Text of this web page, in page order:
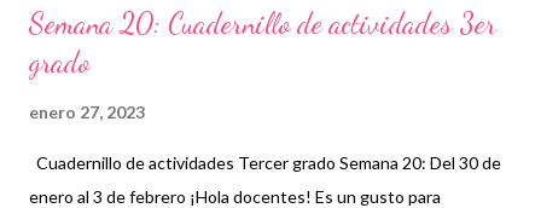
Semana 20: Cuadernillo de actividades 3er
grado
enero 27, 2023
Cuadernillo de actividades Tercer grado Semana 20: Del 30 de
enero al 3 de febrero ¡Hola docentes! Es un gusto para